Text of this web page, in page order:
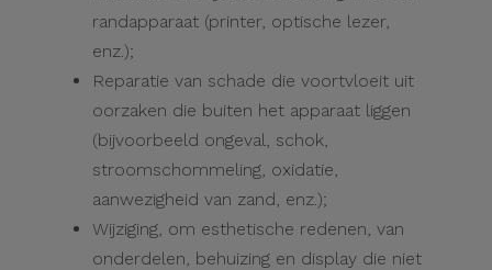
randapparaat (printer, optische lezer,
enz.);
Reparatie van schade die voortvloeit uit
oorzaken die buiten het apparaat liggen
(bijvoorbeeld ongeval, schok,
stroomschommeling, oxidatie,
aanwezigheid van zand, enz.);
Wijziging, om esthetische redenen, van
onderdelen, behuizing en display die niet